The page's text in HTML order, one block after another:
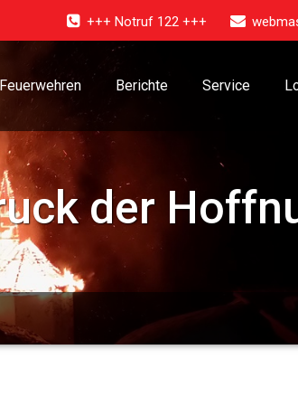
+++ Notruf 122 +++
Feuerwehren Berichte Service
der